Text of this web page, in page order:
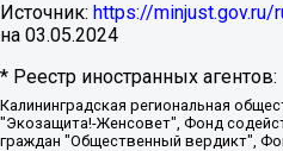
Источник: https://
на 03.05.2024
* Реестр иностранных агентов:
Калининградская региональная общественная организация "Экозащита!-Женсовет", Фонд содействия защите прав и свобод граждан "Общественный вердикт", Фонд "Институт Развития Свободы Информации", Частное учреждение "Информационное агентство МЕМО. РУ", Региональная общественная организация "Общественная комиссия по сохранению наследия академика Сахарова", Фонд поддержки свободы прессы, Санкт-Петербургская общественная правозащитная организация "Гражданский контроль", Межрегиональная общественная организация "Информационно-просветительский центр "Мемориал", Региональный Фонд "Центр Защиты Прав Средств Массовой Информации", с 05.12.2023 Фонд "Центр Защиты Прав Средств массовой информации", Региональная общественная благотворительная организация помощи беженцам и мигрантам "Гражданское содействие", Негосударственное образовательное учреждение дополнительного профессионального образования (повышение квалификации) специалистов "АКАДЕМИЯ ПО ПРАВАМ ЧЕЛОВЕКА", Свердловская региональная общественная организация "Сутяжник", Автономная некоммерческая организация "Центр независимых социологических исследований", Союз общественных объединений "Российский исследовательский центр по правам человека", Региональное общественное учреждение научно-информационный центр "МЕМОРИАЛ", Некоммерческая организация "Фонд защиты гласности", Автономная некоммерческая организация "Институт прав человека", Городская общественная организация "Екатеринбургское общество "МЕМОРИАЛ", Городская общественная организация "Рязанское историко-просветительское и правозащитное общество "Мемориал" (Рязанский Мемориал), Челябинский региональный орган общественной самодеятельности – женское общественное объединение "Женщины Евразии", Челябинский региональный орган общественной самодеятельности "Уральская правозащитная группа", Фонд содействия защите здоровья и социальной справедливости имени Андрея Рылькова, Автономная Некоммерческая Организация "Аналитический Центр Юрия Левады", Автономная некоммерческая организация социальной поддержки населения "Проект Апрель", Региональная общественная организация помощи женщинам и детям, находящимся в кризисной ситуации "Информационно-методический центр "Анна", Фонд содействия развитию массовых коммуникаций и правовому просвещению "Так-так-Так", Фонд содействия устойчивому развитию "Серебряная тайга", Свердловский региональный общественный фонд социальных проектов "Новое время", "Idel.Реалии", Кавказ.Реалии, Крым.Реалии, Телеканал Настоящее Время, Татаро-башкирская служба Радио Свобода (Azatliq Radiosi), Радио Свободная Европа/Радио Свобода (PCE/PC), "Сибирь.Реалии", "Фактограф", Благотворительный фонд помощи осужденным и их семьям, Автономная некоммерческая организация "Институт глобализации и социальных движений", Фонд "В защиту прав заключенных", Частное учреждение "Центр поддержки и содействия развитию средств массовой информации", Пензенский региональный общественный благотворительный фонд "Гражданский союз", "Север.Реалии", Некоммерческая организация Фонд "Правовая инициатива", Общество с ограниченной ответственностью "Радио Свободная Европа/Радио Свобода", Чешское информационное агентство "MEDIUM-ORIENT", Красноярская региональная общественная организация "Мы против СПИДа", Камалягин Денис Николаевич, Маркелов Сергей Евгеньевич, Пономарев Лев Александрович, Савицкая Людмила Алексеевна, Автономная некоммерческая организация "Центр по работе с проблемой насилия "НАСИЛИЮ.НЕТ", Межрегиональный профессиональный союз работников здравоохранения "Альянс врачей", Юридическое лицо, зарегистрированное в Латвийской Республике, SIA "Medusa Project" (регистрационный номер 40103797863, дата регистрации 10.06.2014), Некоммерческая организация "Фонд по борьбе с коррупцией", Автономная некоммерческая организация "Институт права и публичной политики", Баданин Роман Сергеевич, Гликин Максим Александрович, Железнова Мария Михайловна, Лукьянова Юлия Сергеевна, Маетная Елизавета Витальевна, Маняхин Петр Борисович, Чуракова Ольга Владимировна, Ярош Юлия Петровна, Юридическое лицо "The Insider SIA", зарегистрированное в Риге, Латвийская Республика (дата регистрации 26.06.2015), являющееся администратором доменного имени интернет-издания "The Insider SIA", https://theins.ru, Постернак Алексей Евгеньевич, Рубин Михаил Аркадьевич, Анин Роман Александрович, Юридическое лицо Istories fonds, зарегистрированное в Латвийской Республике (регистрационный номер 50008295751, дата регистрации 24.02.2020), Великовский Дмитрий Александрович, Долинина Ирина Николаевна, Мароховская Алеся Алексеевна, Шлейнов Роман Юрьевич, Шмагун Олеся Валентиновна, Общество с ограниченной ответственностью "Альтаир 2021", Общество с ограниченной ответственностью "Вега 2021", Общество с ограниченной ответственностью "Главный редактор 2021", Общество с ограниченной ответственностью "Ромашки монолит", Важенков Артем Валерьевич, Ивановская областная общественная организация "Центр гендерных исследований", Гурман Юрий Альбертович, Медиапроект "ОВД-Инфо", Егоров Владимир Владимирович, Жилинский Владимир Александрович, Общество с ограниченной ответственностью "ЗП", Иванова София Юрьевна, Карезина Инна Павловна, Кильтау Екатерина Викторовна, Петров Алексей Викторович, Пискунов Сергей Евгеньевич, Смирнов Сергей Сергеевич, Тихонов Михаил Сергеевич, Общество с ограниченной ответственностью "ЖУРНАЛИСТ-ИНОСТРАННЫЙ АГЕНТ", Арапова Галина Юрьевна, Вольтская Татьяна Анатольевна, Американская компания "Mason G.E.S. Anonymous Foundation" (США), являющаяся владельцем интернет-издания https://mnews.world/, Компания "Stichting Bellingcat", зарегистрированная в Нидерландах (дата регистрации 11.07.2018), Захаров Андрей Вячеславович, Клепиковская Екатерина Дмитриевна, Общество с ограниченной ответственностью "МЕМО", Перл Роман Александрович, Симонов Евгений Алексеевич, Соловьева Елена Анатольевна, Сотников Даниил Владимирович, Сурначева Елизавета Дмитриевна, Автономная некоммерческая организация по защите прав человека и информированию населения "Якутия – Наше Мнение", Общество с ограниченной ответственностью "Москоу диджитал медиа", с 26.01.2023 Общество с ограниченной ответственностью "Чайка Белые сады", Ветошкина Валерия Валерьевна, Заговора Максим Александрович, Межрегиональное общественное движение "Российская ЛГБТ - сеть", Оленичев Максим Владимирович, Павлов Иван Юрьевич, Скворцова Елена Сергеевна, Общество с ограниченной